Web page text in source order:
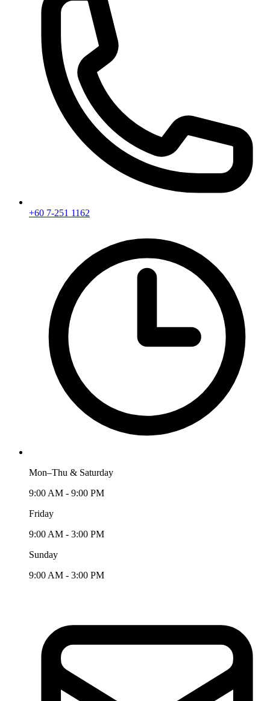
+60 7-251 1162
Mon–Thu & Saturday
9:00 AM - 9:00 PM
Friday
9:00 AM - 3:00 PM
Sunday
9:00 AM - 3:00 PM